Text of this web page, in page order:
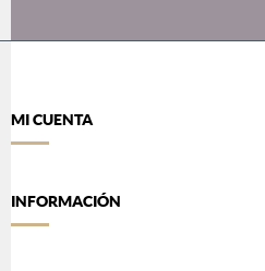
MI CUENTA
INFORMACIÓN